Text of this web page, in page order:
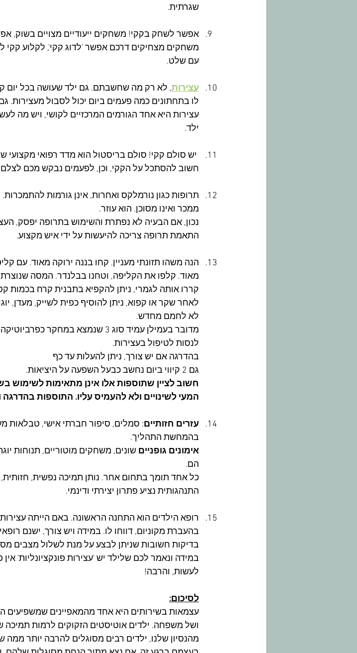
שגרתית.
אפשר לשחק בקקי! משחקים ייעודיים מצויים בשוק,
משחקים מצחיקים דרכם אפשר 'לדוג קקי', לקלוע קקי
עם שלט.
עצירות, לא רק מה שחשבתם. גם ילד שעושה בכל יום
לו בתחתונים כמה פעמים ביום יכול לסבול מעצירות.
עצירות היא אחד הגורמים המרכזיים לקושי, ויש מה
ילד.
יש סולם קקי! סולם בריסטול הוא מדד רפואי
חשוב להסתכל על הקקי, וכן, לפעמים נבקש מכם לצלם
תרופות כגון נורמלקס ואחרות, אינן גורמות
ממכר ואינו מסוכן. הוא עוזר.
נכון, אם הבעיה לא נפתרת והשימוש בתרופה יפסק,
התאמת תרופה צריכה להיעשות על ידי איש מקצוע.
הנה משהו תזונתי מעניין.
מאוד. קלפו את הקליפה, וטחנו בבלנדר. המסה
קררו אותה לגמרי, ניתן להקפיא בתבנית קרח בכמות
לאחר שקר או קפוא, ניתן להוסיף כפית לשייק, מעדן,
לא לחמם מחדש.
מדובר בעמילן עמיד סוג 3 שנמצא
לנסות לטיפול בעצירות.
בהדרגה אם יש צורך, ניתן להעלות עד כף
גם 2 קיווי ביום נחשב כבעל השפעה על היציאות.
חשוב לציין שתוספות אלו אינן מתאימות לשימוש
המעי לשינויים ולא להעמיס עליו. התוספות
עזרים חזותיים: סמלים, סיפור חברתי אישי, טבלאות
בהמחשת התהליך.
אימונים גופניים שונים, משחקים מוטוריים, תנוחות
הם.
כל אחד תומך בתחום אחר. נותן תמיכה נפשית, חזותית,
התנהגותית נציע פתרון יצירתי ודינמי.
רופא הילדים הוא התחנה הראשונה. באם הייתה
בהעברת מקוניום, דווחו לו. במידה ויש צורך, ישנם
בדיקות חשובות שניתן לבצע על מנת לשלול מצבים
במידה ונאמר לכם שלילד יש 'עצירות פונקציונליות'
לעשות, והרבה!
לסיכום:
עצמאות בשירותים היא אחד מהמאפיינים שמשפיעים
ושל משפחה. ילדים אוטיסטים הזקוקים לרמות תמיכה
מהנסיון שלנו, ילדים רבים מסוגלים להרבה יותר ממה